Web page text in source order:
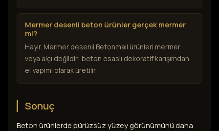
Mermer desenli beton ürünler gerçek mermer
mi?
Hayır. Mermer desenli Betonmall ürünleri mermer
veya alçı değildir; beton esaslı dekoratif karışımdan
el yapımı olarak üretilir.
Sonuç
Beton ürünlerde pürüzsüz yüzey görünümünü daha